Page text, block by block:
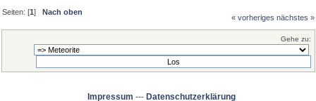
Seiten: [1]Nach oben
« vorheriges nächstes »
Gehe zu:
Impressum --- Datenschutzerklärung